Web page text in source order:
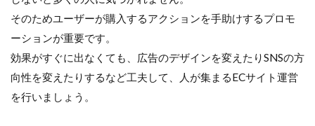
感
コミ
ュニ
ケー
ショ
ン能
そのためユーザーが購入するアクションを手助けするプロモ
ーションが重要です。
効果がすぐに出なくても、広告のデザインを変えたりSNSの方
向性を変えたりするなど工夫して、人が集まるECサイト運営
を行いましょう。